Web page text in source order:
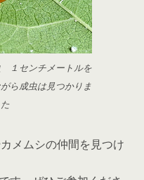
１センチメートルを
ら成虫は見つかりま
メムシの仲間を見つけ